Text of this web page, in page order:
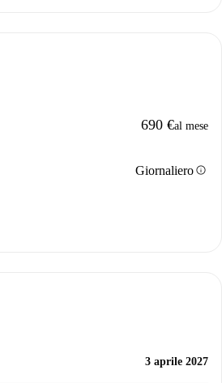
690 €al mese
Giornalieroinfo
3 aprile 2027